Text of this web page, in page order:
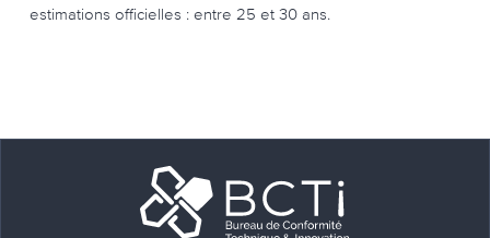
estimations officielles : entre 25 et 30 ans.